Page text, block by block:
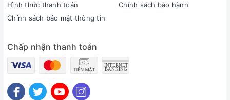
Hình thức thanh toán
Chính sách bảo mật thông tin
Chính sách bảo hành
Chấp nhận thanh toán